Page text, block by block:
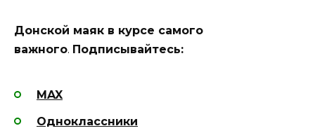
Донской маяк в курсе самого
важного. Подписывайтесь:
MAX
Одноклассники